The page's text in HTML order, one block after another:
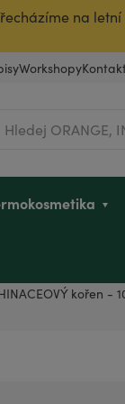
na
WorkshopyKontakt
kořen -